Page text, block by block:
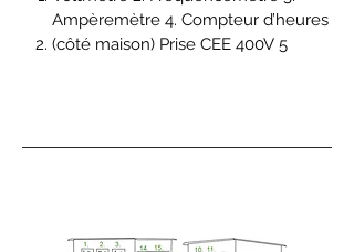
Ampèremètre 4. Compteur d’heures
(côté maison) Prise CEE 400V 5
» et bobine de déclenchement